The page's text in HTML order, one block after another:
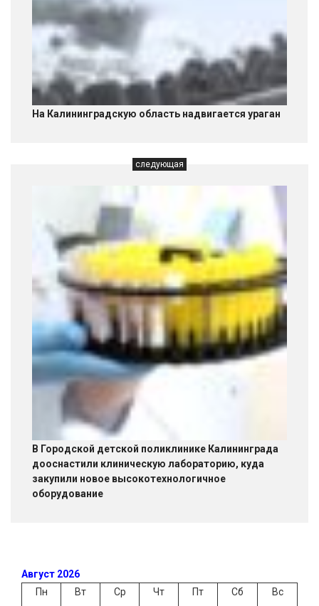
На Калининградскую область надвигается ураган
следующая
В Городской детской поликлинике Калининграда
дооснастили клиническую лабораторию, куда
закупили новое высокотехнологичное
оборудование
Август 2026
Пн
Вт Ср Чт Пт Сб Вс